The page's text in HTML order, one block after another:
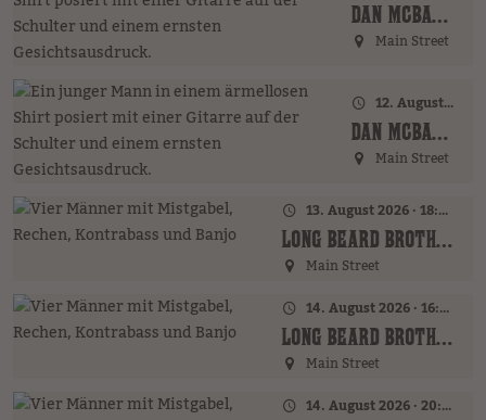
DAN MCBAKER (GER)
Main Street
12. August 2026 · 20:00 Uhr
DAN MCBAKER (GER)
Main Street
13. August 2026 · 18:00 Uhr
LONG BEARD BROTHERS (AT)
Main Street
14. August 2026 · 16:00 Uhr – 18:00 Uhr
LONG BEARD BROTHERS (AT)
Main Street
14. August 2026 · 20:00 Uhr